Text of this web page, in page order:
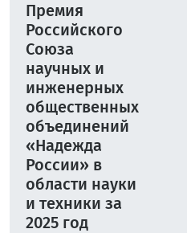
Премия
Российского
Союза
научных и
инженерных
общественных
объединений
«Надежда
России» в
области науки
и техники за
2025 год